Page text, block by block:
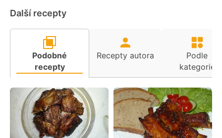
Další recepty
Podobné
recepty
Recepty autora
Podle
kategorie